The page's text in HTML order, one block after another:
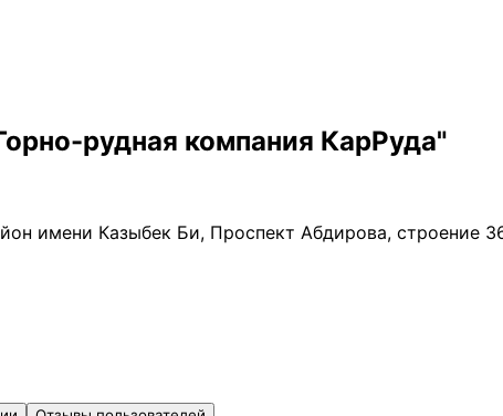
рудная компания КарРуда"
имени Казыбек Би, Проспект Абдирова, строение